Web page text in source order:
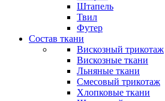
Штапель
Твил
Футер
Состав ткани
Вискозный трикотаж
Вискозные ткани
Льняные ткани
Смесовый трикотаж
Хлопковые ткани